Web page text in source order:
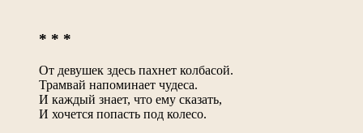
* * *
От девушек здесь пахнет колбасой.
Трамвай напоминает чудеса.
И каждый знает, что ему сказать,
И хочется попасть под колесо.